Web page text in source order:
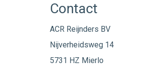
Contact
ACR Reijnders BV
Nijverheidsweg 14
5731 HZ Mierlo